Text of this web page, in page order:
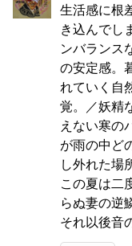
生活感に根
き込んでし
ンバランス
の安定感。
れていく自
覚。／妖精
えない寒の
が雨の中ど
し外れた場
この夏は二
らぬ妻の逆
それ以後音